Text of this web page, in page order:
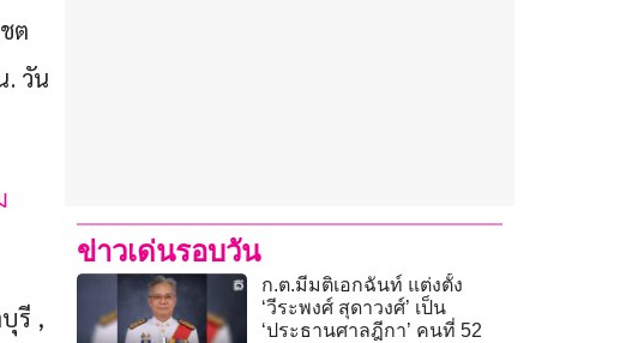
ต
. วัน
รี ,
ข่าวเด่นรอบวัน
ก.ต.มีมติเอกฉันท์ แต่งตั้ง
‘วีระพงศ์ สุดาวงศ์’ เป็น
‘ประธานศาลฎีกา’ คนที่ 52